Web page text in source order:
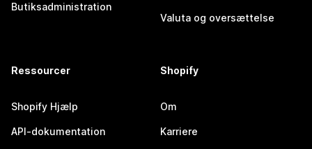
Butiksadministration
Valuta og oversættelse
Ressourcer
Shopify Hjælp
API-dokumentation
Shopify
Om
Karriere